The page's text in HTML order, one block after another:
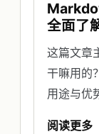
全面了
这篇文章
干嘛用的
用途与优
阅读更多